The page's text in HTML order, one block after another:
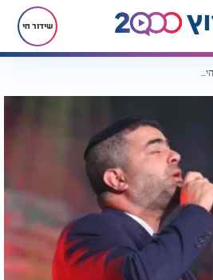
שידור חי
יחד עם אלפי בני הישיבות: אלי הרצליך - "בזכות התורה" - שירת המונים